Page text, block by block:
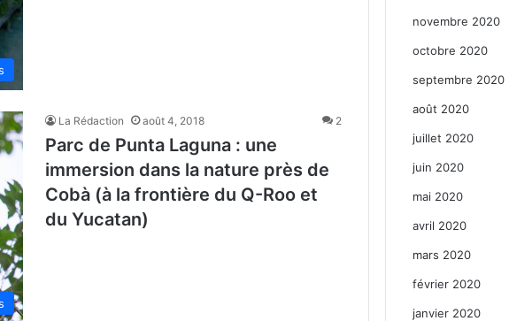
La Rédaction août 4, 2018 2
Parc de Punta Laguna : une
immersion dans la nature près de
Cobà (à la frontière du Q-Roo et
du Yucatan)
novembre 2020
octobre 2020
septembre 2020
août 2020
juillet 2020
juin 2020
mai 2020
avril 2020
mars 2020
février 2020
janvier 2020